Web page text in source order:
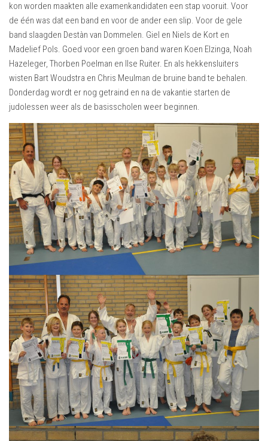
kon worden maakten alle examenkandidaten een stap vooruit. Voor
de één was dat een band en voor de ander een slip. Voor de gele
band slaagden Destàn van Dommelen. Giel en Niels de Kort en
Madelief Pols. Goed voor een groen band waren Koen Elzinga, Noah
Hazeleger, Thorben Poelman en Ilse Ruiter. En als hekkensluiters
wisten Bart Woudstra en Chris Meulman de bruine band te behalen.
Donderdag wordt er nog getraind en na de vakantie starten de
judolessen weer als de basisscholen weer beginnen.